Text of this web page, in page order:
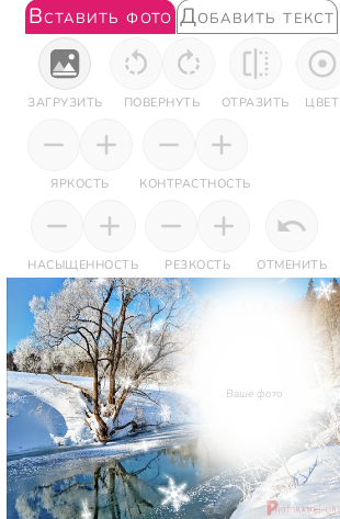
Вставить фото Добавить текст
ЗАГРУЗИТЬ ПОВЕРНУТЬ ОТРАЗИТЬ ЦВЕТ
ЯРКОСТЬ КОНТРАСТНОСТЬ
НАСЫЩЕННОСТЬ РЕЗКОСТЬ ОТМЕНИТЬ
Ваше фото